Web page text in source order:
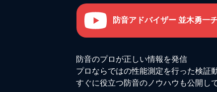
防音アドバイザー 並木勇一
防音のプロが正しい情報を発信
プロならではの性能測定を行った検証
すぐに役立つ防音のノウハウも公開し